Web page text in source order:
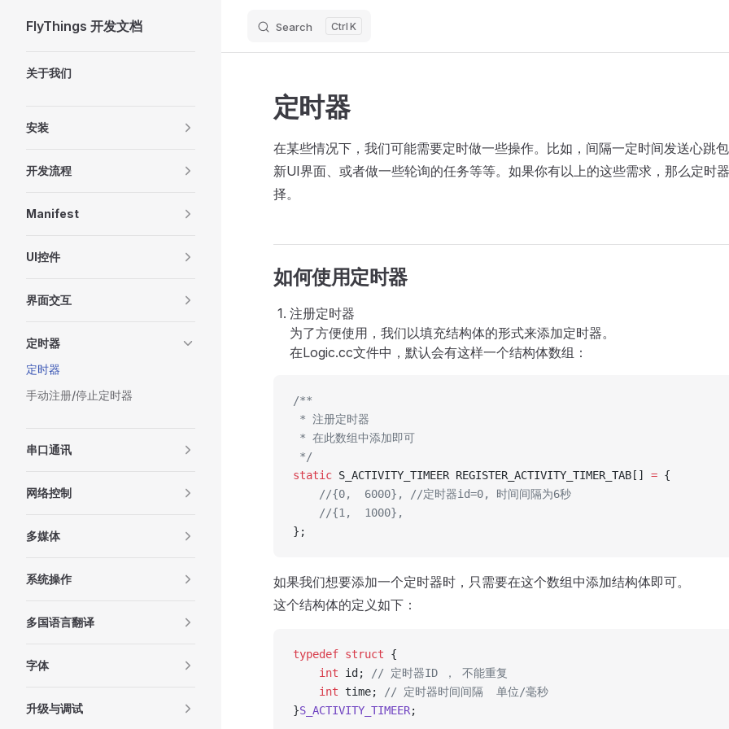
Skip to content
FlyThings 开发文档 Search K
关于我们
安装
开发流程
Manifest
UI控件
界面交互
定时器
定时器
手动注册/停止定时器
串口通讯
网络控制
多媒体
系统操作
多国语言翻译
字体
升级与调试
定时器
在某些情况下，我们可能需要定时做一些操作。比如，间隔一定时间发送心跳
新UI界面、或者做一些轮询的任务等等。如果你有以上的这些需求，那么定时
择。
如何使用定时器
注册定时器
为了方便使用，我们以填充结构体的形式来添加定时器。
在Logic.cc文件中，默认会有这样一个结构体数组：
/**
* 注册定时器
* 在此数组中添加即可
*/
static S_ACTIVITY_TIMEER REGISTER_ACTIVITY_TIMER_TAB[] = {
	//{0,  6000}, //定时器id=0, 时间间隔为6秒
	//{1,  1000},
};
如果我们想要添加一个定时器时，只需要在这个数组中添加结构体即可。
这个结构体的定义如下：
typedef struct {
	int
id;
// 定时器ID ， 不能重复
	int
time;
// 定时器时间间隔  单位/毫秒
}S_ACTIVITY_TIMEER;